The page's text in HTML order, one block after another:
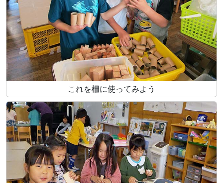
これを柵に使ってみよう